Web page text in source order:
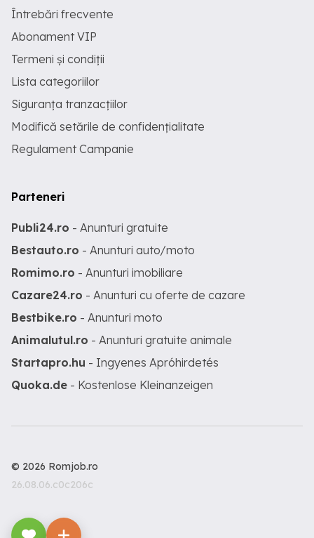
Întrebări frecvente
Abonament VIP
Termeni și condiții
Lista categoriilor
Siguranța tranzacțiilor
Modifică setările de confidențialitate
Regulament Campanie
Parteneri
Publi24.ro - Anunturi gratuite
Bestauto.ro - Anunturi auto/moto
Romimo.ro - Anunturi imobiliare
Cazare24.ro - Anunturi cu oferte de cazare
Bestbike.ro - Anunturi moto
Animalutul.ro - Anunturi gratuite animale
Startapro.hu - Ingyenes Apróhirdetés
Quoka.de - Kostenlose Kleinanzeigen
© 2026 Romjob.ro
26.08.06.c0c206c